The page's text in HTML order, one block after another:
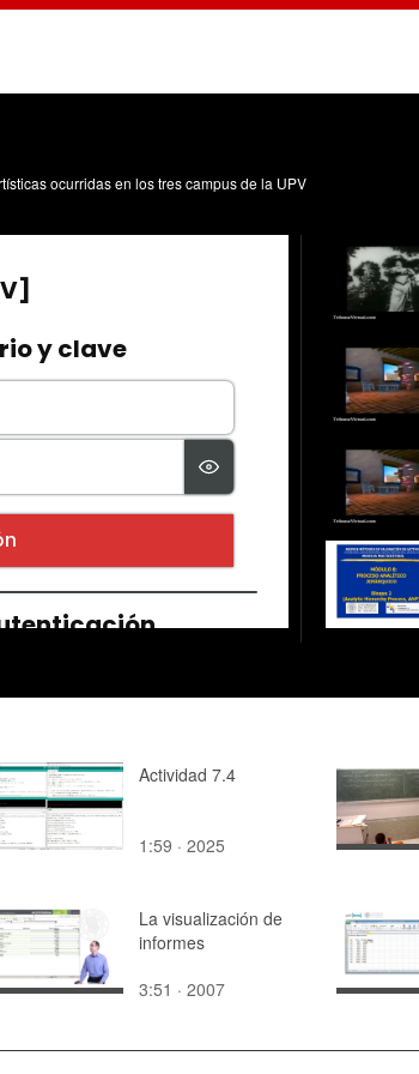
ocurridas en los tres campus de la UPV
Actividad 7.4
1:59 · 2025
La visualización de
informes
3:51 · 2007